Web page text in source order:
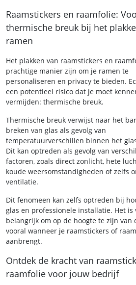
Raamstickers en raamfolie:
thermische breuk bij het
ramen
Het plakken van raamstickers en
prachtige manier zijn om je ramen te
personaliseren en privacy te bieden.
een potentieel risico dat je moet
vermijden: thermische breuk.
Thermische breuk verwijst naar het
breken van glas als gevolg van
temperatuurverschillen binnen het
Dit kan optreden als gevolg van
factoren, zoals direct zonlicht, hete
koude weersomstandigheden of zelfs
ventilatie.
Dit fenomeen kan zelfs optreden bij
glas en professionele installatie. Het is
belangrijk om op de hoogte te zijn van
vooral wanneer je raamstickers of
aanbrengt.
Ontdek de kracht van
raamfolie voor jouw bedrijf